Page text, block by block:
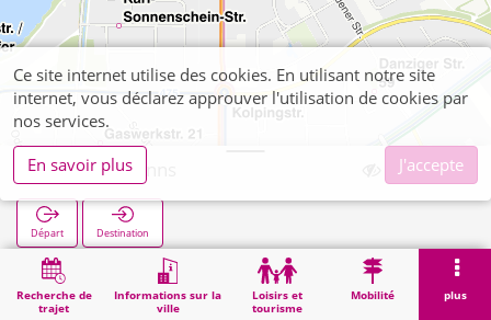
Recherche de
trajet
Informations sur la
ville
Loisirs et
tourisme
Mobilité plus
Schwarzmanns
Départ Destination
Démarrage Schwarzmanns
Ce site internet utilise des cookies. En utilisant notre site
internet, vous déclarez approuver l'utilisation de cookies par
nos services.
En savoir plus
J'accepte